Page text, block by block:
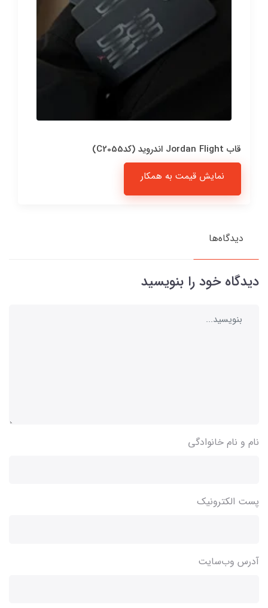
قاب Jordan Flight اندروید (کدC2055)
نمایش قیمت به همکار
دیدگاه‌ها
دیدگاه خود را بنویسید
نام و نام خانوادگی
پست الکترونیک
آدرس وب‌سایت